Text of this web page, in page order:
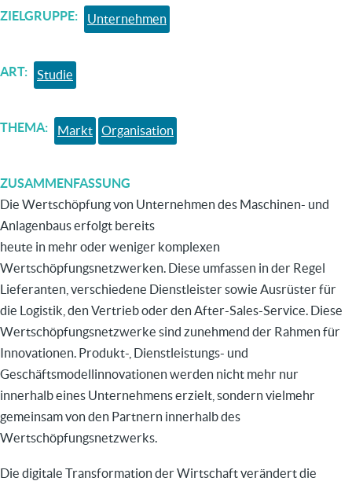
ZIELGRUPPE Unternehmen
ART Studie
THEMA Markt Organisation
ZUSAMMENFASSUNG
Die Wertschöpfung von Unternehmen des Maschinen- und
Anlagenbaus erfolgt bereits
heute in mehr oder weniger komplexen
Wertschöpfungsnetzwerken. Diese umfassen in der Regel
Lieferanten, verschiedene Dienstleister sowie Ausrüster für
die Logistik, den Vertrieb oder den After-Sales-Service. Diese
Wertschöpfungsnetzwerke sind zunehmend der Rahmen für
Innovationen. Produkt-, Dienstleistungs- und
Geschäftsmodellinnovationen werden nicht mehr nur
innerhalb eines Unternehmens erzielt, sondern vielmehr
gemeinsam von den Partnern innerhalb des
Wertschöpfungsnetzwerks.
Die digitale Transformation der Wirtschaft verändert die